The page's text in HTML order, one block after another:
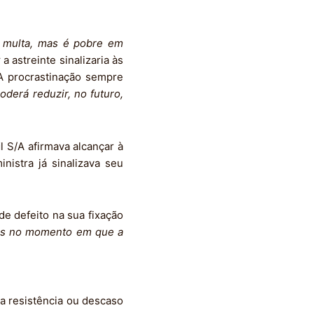
mas é pobre em
astreinte sinalizaria às
procrastinação sempre
reduzir, no futuro,
A afirmava alcançar à
já sinalizava seu
defeito na sua fixação
no momento em que a
resistência ou descaso